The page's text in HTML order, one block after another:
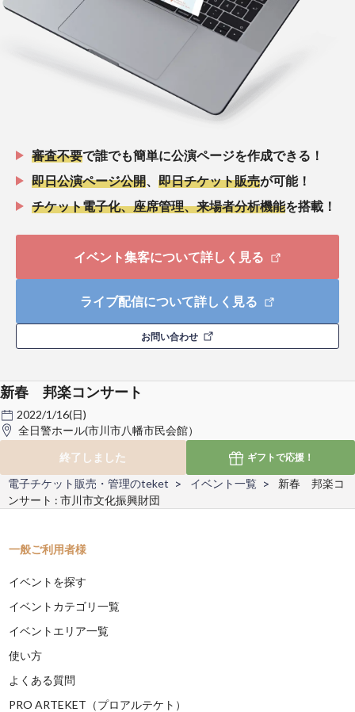
審査不要で誰でも簡単に公演ページを作成できる！
即日公演ページ公開
即日チケット販売が可能！
チケット電子化、座席管理、来場者分析機能を搭載！
イベント集客について詳しく見る
ライブ配信について詳しく見る
お問い合わせ
新春 邦楽コンサート
2022/1/16(日)
全日警ホール(市川市八幡市民会館）
終了しました
ギフトで応援！
電子チケット販売・管理のteket イベント一覧
新春 邦楽コ
ンサート : 市川市文化振興財団
一般ご利用者様
イベントを探す
イベントカテゴリ一覧
イベントエリア一覧
使い方
よくある質問
PRO ARTEKET（プロアルテケト）